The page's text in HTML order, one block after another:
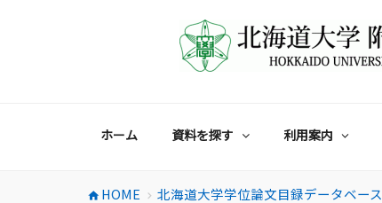
ホーム 資料を探す 利用案内
home HOME chevron_right 北海道大学学位論文目録データベース